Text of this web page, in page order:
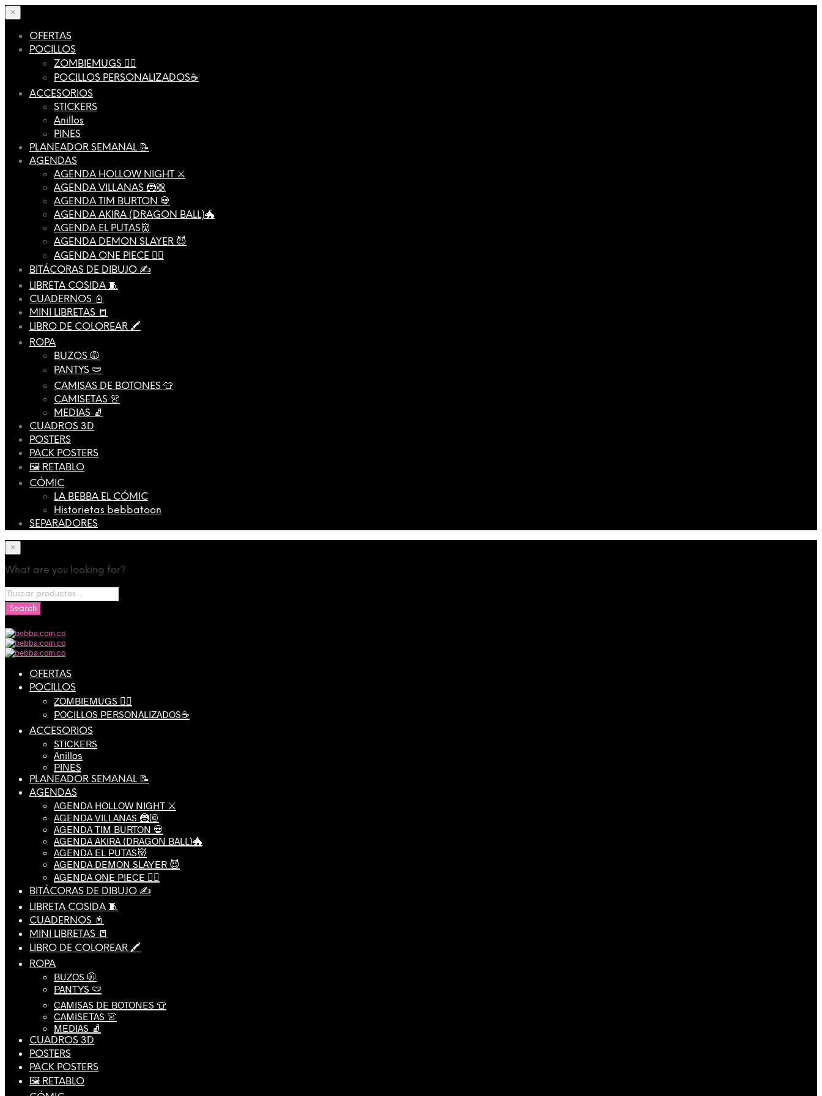
×
OFERTAS
POCILLOS
ZOMBIEMUGS 🧟‍♂️
POCILLOS PERSONALIZADOS☕️
ACCESORIOS
STICKERS
Anillos
PINES
PLANEADOR SEMANAL 📝
AGENDAS
AGENDA HOLLOW NIGHT ⚔️
AGENDA VILLANAS 🦹🏼
AGENDA TIM BURTON 💀
AGENDA AKIRA (DRAGON BALL)🐲
AGENDA EL PUTAS👹
AGENDA DEMON SLAYER 😈
AGENDA ONE PIECE 🏴‍☠️
BITÁCORAS DE DIBUJO ✍️
LIBRETA COSIDA 🧵
CUADERNOS 📓
MINI LIBRETAS 📒
LIBRO DE COLOREAR 🖍️
ROPA
BUZOS 🧥
PANTYS 🩲
CAMISAS DE BOTONES 👕
CAMISETAS 👚
MEDIAS 🧦
CUADROS 3D
POSTERS
PACK POSTERS
🖼️ RETABLO
CÓMIC
LA BEBBA EL CÓMIC
Historietas bebbatoon
SEPARADORES
×
What are you looking for?
OFERTAS
POCILLOS
ZOMBIEMUGS 🧟‍♂️
POCILLOS PERSONALIZADOS☕️
ACCESORIOS
STICKERS
Anillos
PINES
PLANEADOR SEMANAL 📝
AGENDAS
AGENDA HOLLOW NIGHT ⚔️
AGENDA VILLANAS 🦹🏼
AGENDA TIM BURTON 💀
AGENDA AKIRA (DRAGON BALL)🐲
AGENDA EL PUTAS👹
AGENDA DEMON SLAYER 😈
AGENDA ONE PIECE 🏴‍☠️
BITÁCORAS DE DIBUJO ✍️
LIBRETA COSIDA 🧵
CUADERNOS 📓
MINI LIBRETAS 📒
LIBRO DE COLOREAR 🖍️
ROPA
BUZOS 🧥
PANTYS 🩲
CAMISAS DE BOTONES 👕
CAMISETAS 👚
MEDIAS 🧦
CUADROS 3D
POSTERS
PACK POSTERS
🖼️ RETABLO